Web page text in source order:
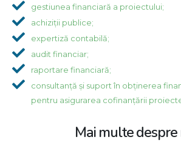
gestiunea financiară a proiectului;
achiziții publice;
expertiză contabilă;
audit financiar;
raportare financiară;
consultanță și suport în obținerea
pentru asigurarea cofinanțării
Mai multe despre